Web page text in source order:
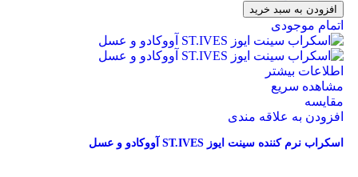
افزودن به سبد خرید
اتمام موجودی
اطلاعات بیشتر
مشاهده سریع
مقایسه
افزودن به علاقه مندی
اسکراب نرم کننده سینت ایوز ST.IVES آووکادو و عسل